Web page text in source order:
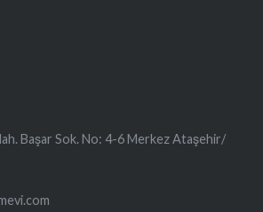
Başar Sok. No: 4-6 Merkez Ataşehir/